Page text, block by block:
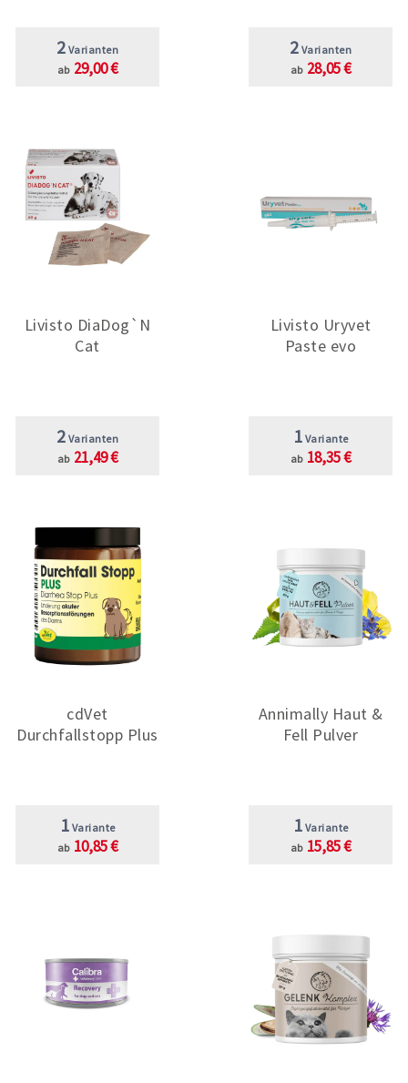
2 Varianten
ab 29,00 €
2 Varianten
ab 28,05 €
Livisto DiaDog`N
Cat
2 Varianten
ab 21,49 €
Livisto Uryvet
Paste evo
1 Variante
ab 18,35 €
cdVet
Durchfallstopp Plus
1 Variante
ab 10,85 €
Annimally Haut &
Fell Pulver
1 Variante
ab 15,85 €